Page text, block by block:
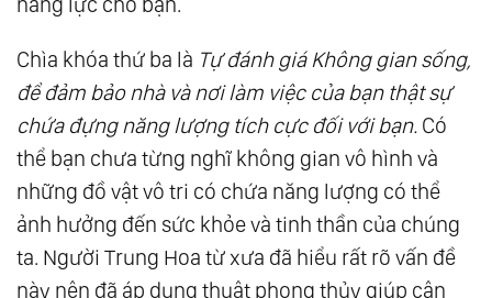
Chìa khóa thứ ba là Tự đánh giá Không gian sống,
để đảm bảo nhà và nơilàm việc của bạn thật sự
chứa đựng năng lượng tích cực đối với bạn. Có
thể bạn chưa từng nghĩ không gian vô hình và
những đồ vật vô tri có chứa năng lượng có thể
ảnh hưởng đến sức khỏe và tinh thần của chúng
ta. Người Trung Hoa từ xưa đã hiểu rất rõ vấn đề
này nên đã áp dụng thuật phong thủy giúp cân